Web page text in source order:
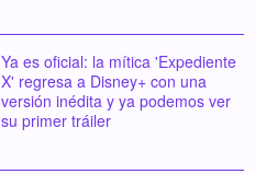
Ya es oficial: la mítica 'Expediente
X' regresa a Disney+ con una
versión inédita y ya podemos ver
su primer tráiler